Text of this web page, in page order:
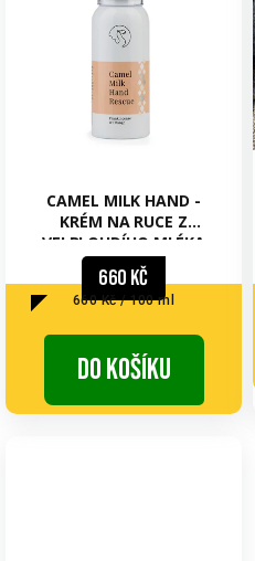
CAMEL MILK HAND -
KRÉM NA RUCE Z
VELBLOUDÍHO MLÉKA
660 Kč
Měrná
660 Kč / 100 ml
Do košíku